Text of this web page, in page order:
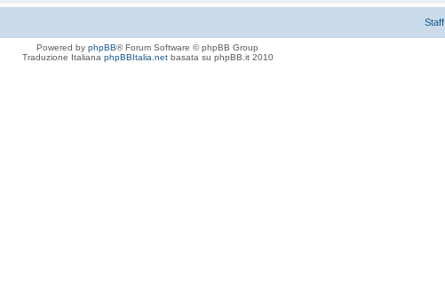
Staff
Powered by phpBB® Forum Software © phpBB Group
Traduzione Italiana phpBBItalia.netbasata su phpBB.it 2010